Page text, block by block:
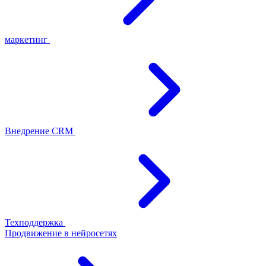
маркетинг
Внедрение CRM
Техподдержка
Продвижение в нейросетях